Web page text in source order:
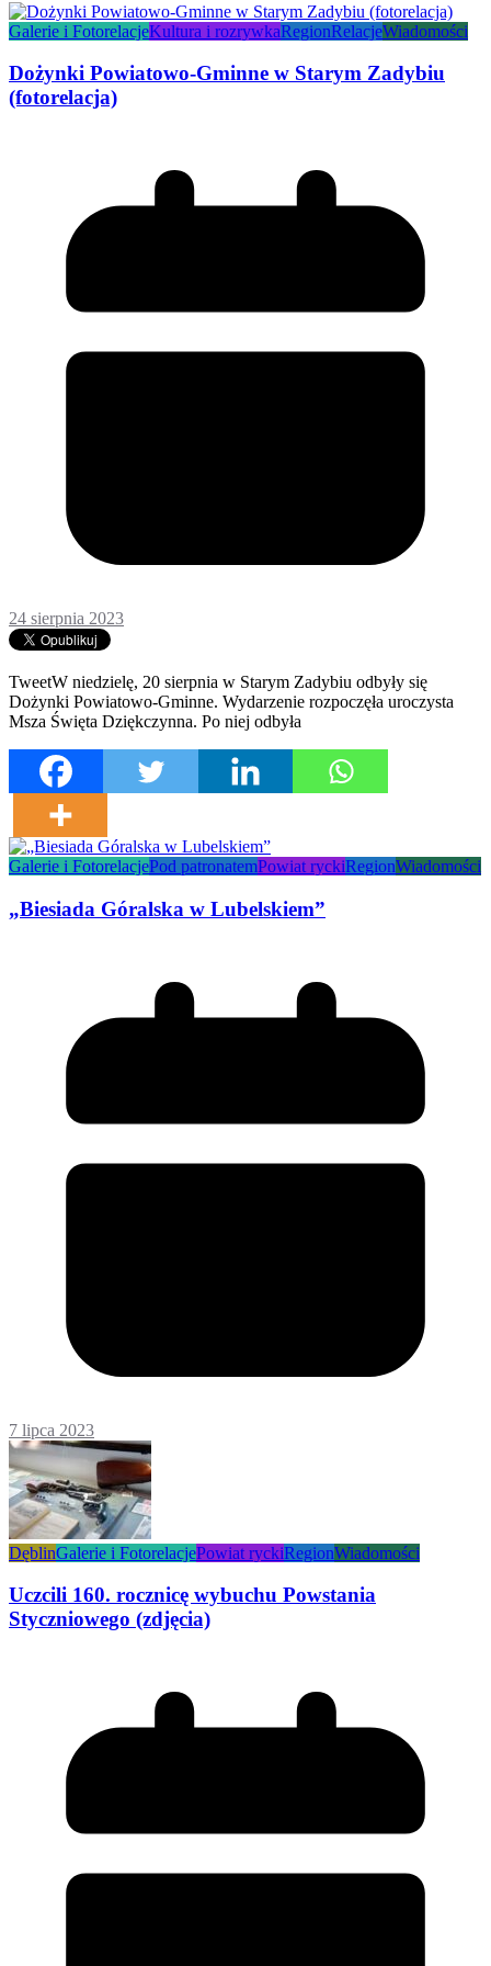
Galerie i FotorelacjeKultura i rozrywkaRegionRelacjeWiadomości
Dożynki Powiatowo-Gminne w Starym Zadybiu
(fotorelacja)
24 sierpnia 2023
TweetW niedzielę, 20 sierpnia w Starym Zadybiu odbyły się
Dożynki Powiatowo-Gminne. Wydarzenie rozpoczęła uroczysta
Msza Święta Dziękczynna. Po niej odbyła
Galerie i FotorelacjePod patronatemPowiat ryckiRegionWiadomości
„Biesiada Góralska w Lubelskiem”
7 lipca 2023
DęblinGalerie i FotorelacjePowiat ryckiRegionWiadomości
Uczcili 160. rocznicę wybuchu Powstania
Styczniowego (zdjęcia)